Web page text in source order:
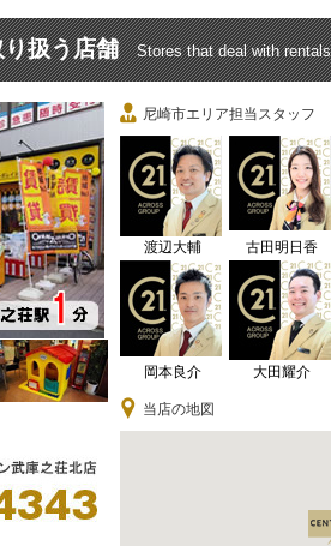
扱う店舗 Stores that deal with
尼崎市エリア担当スタッフ
渡辺大輔 古田明日香
岡本良介 大田耀介
当店の地図